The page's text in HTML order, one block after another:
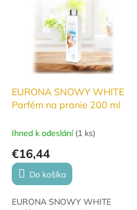
EURONA SNOWY WHITE
Parfém na pranie 200 ml
Ihned k odeslání (1 ks)
€16,44
Do košíka
EURONA SNOWY WHITE